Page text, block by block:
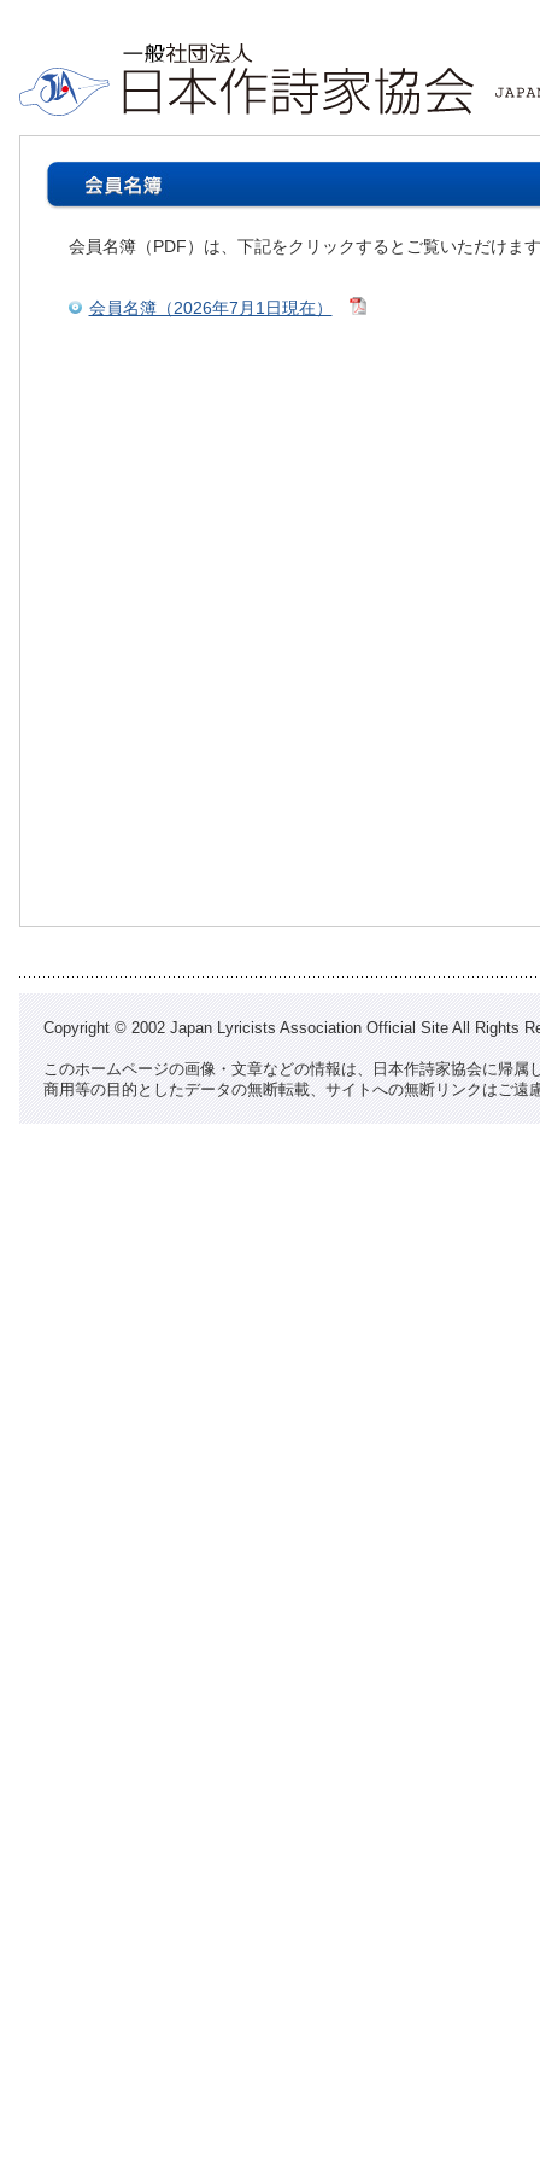
会員名簿（PDF）は、下記をクリックするとご覧いただけま
会員名簿（2026年7月1日現在）
Copyright © 2002 Japan Lyricists Association Official Site All Rights
このホームページの画像・文章などの情報は、日本作詩家協会に帰
商用等の目的としたデータの無断転載、サイトへの無断リンクはご遠